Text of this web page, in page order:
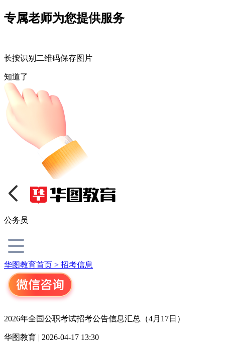
专属老师为您提供服务
长按识别二维码保存图片
知道了
公务员
华图教育首页 > 招考信息
2026年全国公职考试招考公告信息汇总（4月17日）
华图教育 | 2026-04-17 13:30